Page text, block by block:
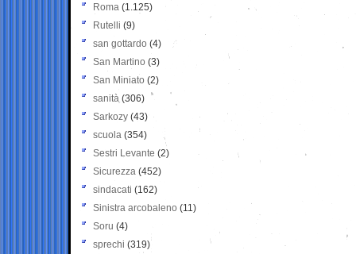
Roma (1.125)
Rutelli (9)
san gottardo (4)
San Martino (3)
San Miniato (2)
sanità (306)
Sarkozy (43)
scuola (354)
Sestri Levante (2)
Sicurezza (452)
sindacati (162)
Sinistra arcobaleno (11)
Soru (4)
sprechi (319)